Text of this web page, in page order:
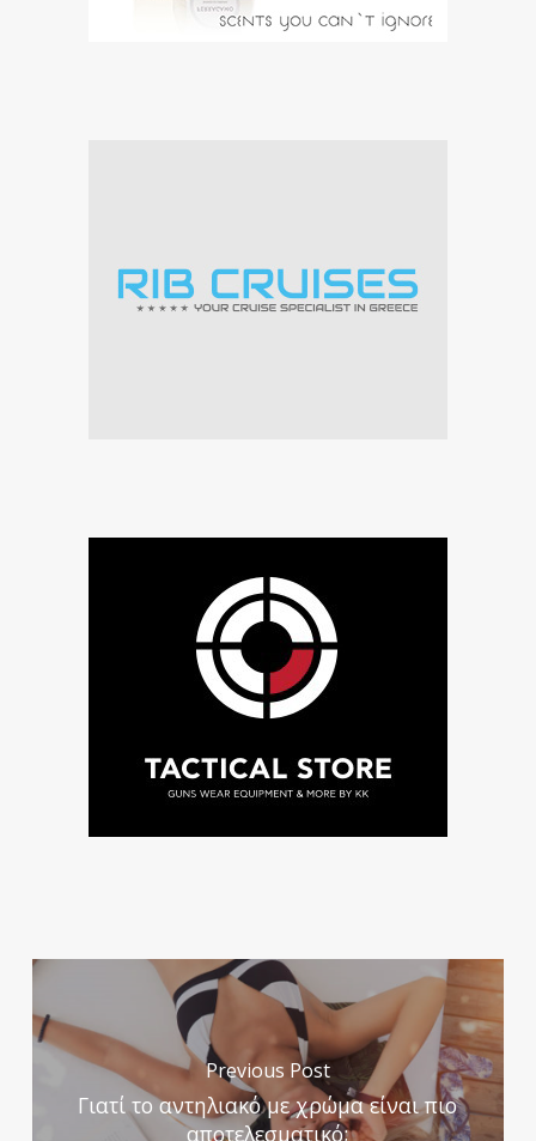
Previous Post
Γιατί το αντηλιακό με χρώμα είναι πιο
αποτελεσματικό;